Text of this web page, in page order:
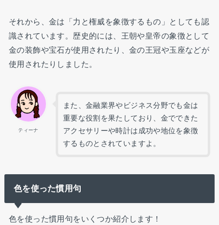
それから、金は「力と権威を象徴するもの」としても認
識されています。歴史的には、王朝や皇帝の象徴として
金の装飾や宝石が使用されたり、金の王冠や玉座などが
使用されたりしました。
ティーナ
また、金融業界やビジネス分野でも金は
重要な役割を果たしており、金でできた
アクセサリーや時計は成功や地位を象徴
するものとされていますよ。
色を使った慣用句
色を使った慣用句をいくつか紹介します！